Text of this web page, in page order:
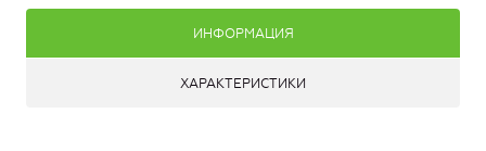
ИНФОРМАЦИЯ
ХАРАКТЕРИСТИКИ